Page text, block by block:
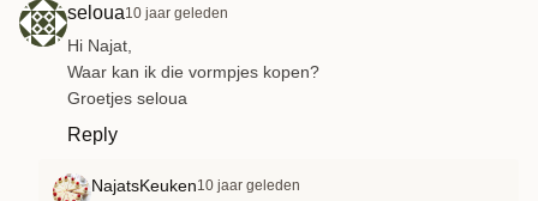
seloua10 jaar geleden
Hi Najat,
Waar kan ik die vormpjes kopen?
Groetjes seloua
Reply
NajatsKeuken10 jaar geleden